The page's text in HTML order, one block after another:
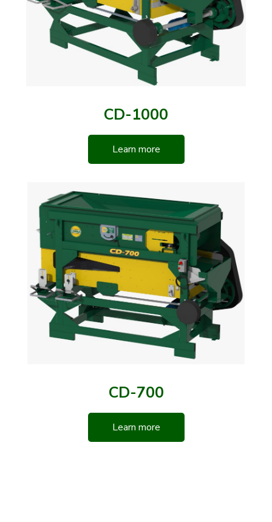
CD-1000
Learn more
CD-700
Learn more